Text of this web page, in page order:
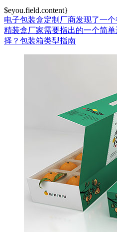
$eyou.field.content}
电子包装盒定制厂商发现了一
精装盒厂家需要指出的一个简单
择？包装箱类型指南